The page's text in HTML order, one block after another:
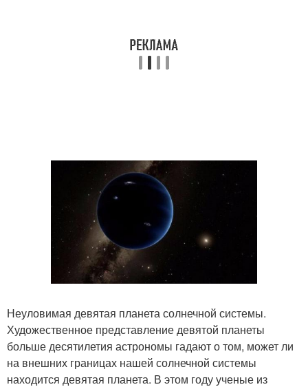
Неуловимая девятая планета солнечной системы.
Художественное представление девятой планеты
больше десятилетия астрономы гадают о том, может ли
на внешних границах нашей солнечной системы
находится девятая планета. В этом году ученые из